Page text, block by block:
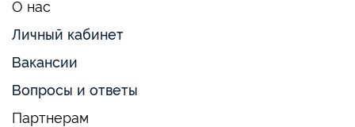
О нас
Личный кабинет
Вакансии
Вопросы и ответы
Партнерам